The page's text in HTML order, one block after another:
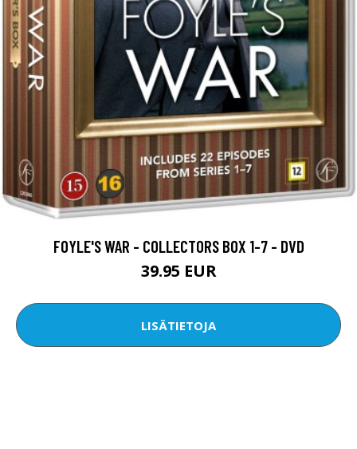
FOYLE'S WAR - COLLECTORS BOX 1-7 - DVD
39.95 EUR
LISÄTIETOJA